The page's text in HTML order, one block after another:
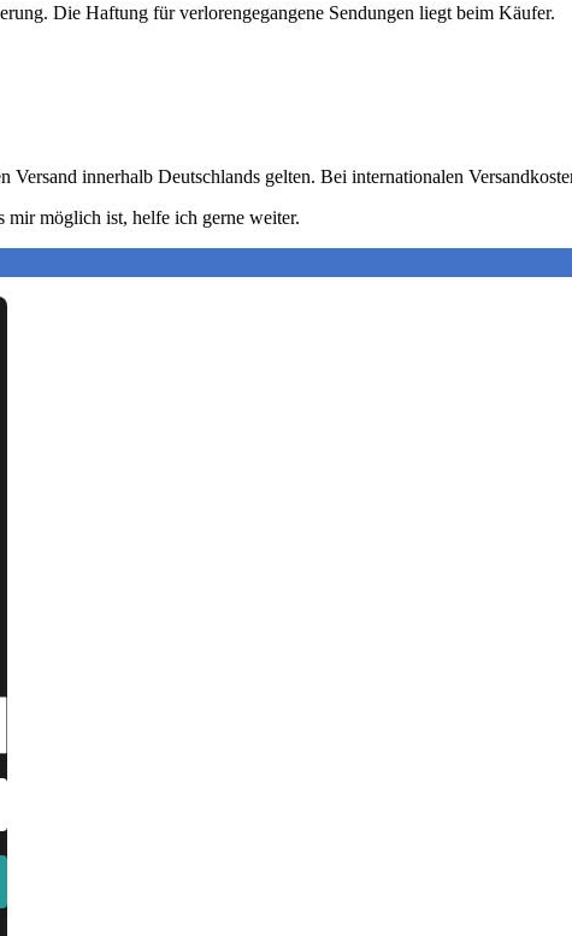
Die Haftung für verlorengegangene Sendungen liegt beim Käufer.
Versand innerhalb Deutschlands gelten. Bei internationalen
mir möglich ist, helfe ich gerne weiter.